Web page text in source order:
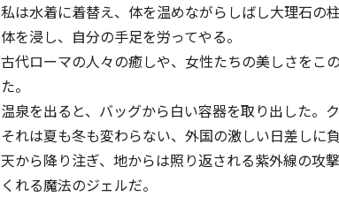
私は⽔着に着替え、体を温めながらしばし大理⽯の
体を浸し、自分の手足を労ってやる。
古代ローマの人々の癒しや、女性たちの美しさをこ
た。
温泉を出ると、バッグから白い容器を取り出した。
それは夏も冬も変わらない、外国の激しい日差しに
天から降り注ぎ、地からは照り返される紫外線の攻
くれる魔法のジェルだ。